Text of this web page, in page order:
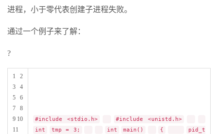
进程，小于零代表创建子进程失败。
通过一个例子来了解：
?
1 2
3 4
5 6
7 8
9 10
11
#include <stdio.h>
#include <unistd.h>
int
tmp = 3; int main() {
pid_t